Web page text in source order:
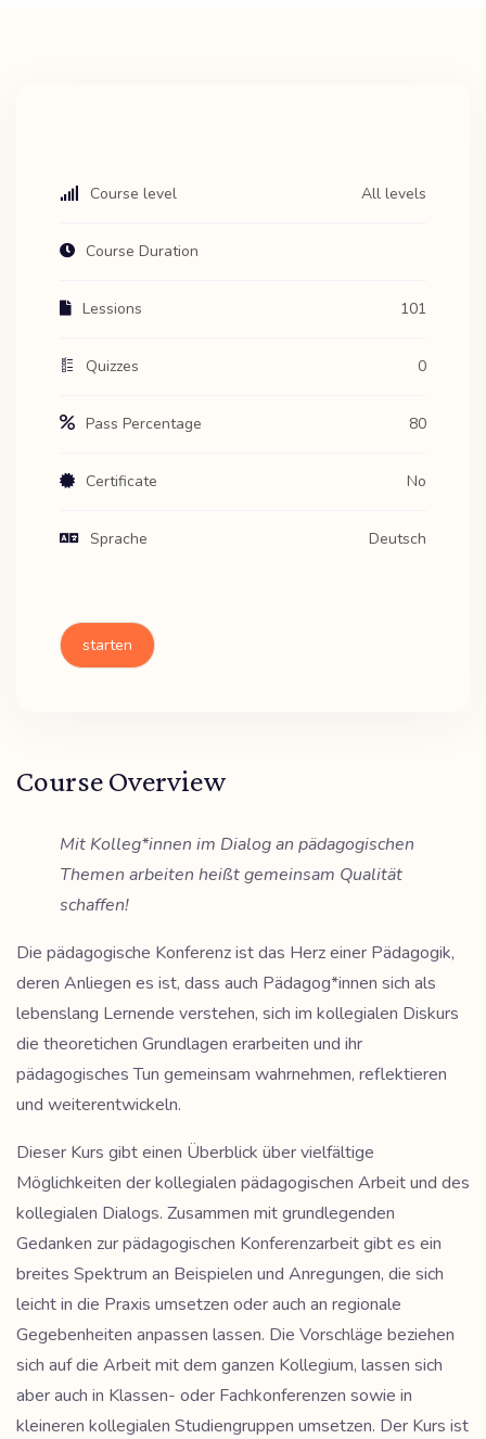
Course Overview
Mit Kolleg*innen im Dialog an pädagogischen
Themen arbeiten heißt gemeinsam Qualität
schaffen!
Die pädagogische Konferenz ist das Herz einer Pädagogik,
deren Anliegen es ist, dass auch Pädagog*innen sich als
lebenslang Lernende verstehen, sich im kollegialen Diskurs
die theoretichen Grundlagen erarbeiten und ihr
pädagogisches Tun gemeinsam wahrnehmen, reflektieren
und weiterentwickeln.
Dieser Kurs gibt einen Überblick über vielfältige
Möglichkeiten der kollegialen pädagogischen Arbeit und des
kollegialen Dialogs. Zusammen mit grundlegenden
Gedanken zur pädagogischen Konferenzarbeit gibt es ein
breites Spektrum an Beispielen und Anregungen, die sich
leicht in die Praxis umsetzen oder auch an regionale
Gegebenheiten anpassen lassen. Die Vorschläge beziehen
sich auf die Arbeit mit dem ganzen Kollegium, lassen sich
aber auch in Klassen- oder Fachkonferenzen sowie in
kleineren kollegialen Studiengruppen umsetzen. Der Kurs ist
Course level All levels
Course Duration
Lessions 101
Quizzes 0
Pass Percentage 80
Certificate No
Sprache Deutsch
starten